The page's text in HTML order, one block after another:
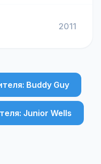
2011
Buddy Guy
Junior Wells